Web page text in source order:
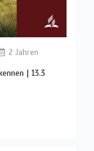
2 Jahren
| 13.3